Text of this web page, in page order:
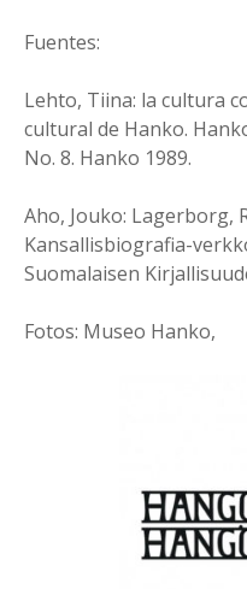
Fuentes:
Lehto, Tiina: la cultura
cultural de Hanko.
No. 8. Hanko 1989.
Aho, Jouko: Lagerborg,
Kansallisbiografia-
Suomalaisen
Fotos: Museo Hanko,